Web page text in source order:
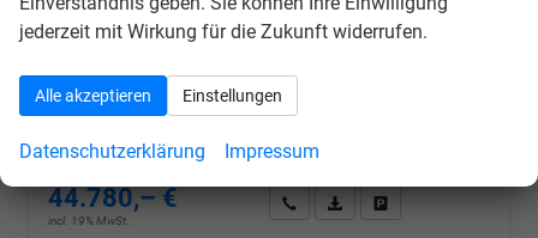
unverbindliche Lieferzeit: Neuwagen mit Tageszulassung
Kraftstoff Hybrid Benzin Außenfarbe
Leistung 150 kW (204 PS) Kilometerstand
30.07.2026
44.780,– €
incl. 19% MwSt.
Wir rufen Sie anPDF-Datei, Fahrzeugexposé
jederzeit mit Wirkung für die Zukunft widerrufen.
Alle akzeptieren Einstellungen
Datenschutzerklärung Impressum